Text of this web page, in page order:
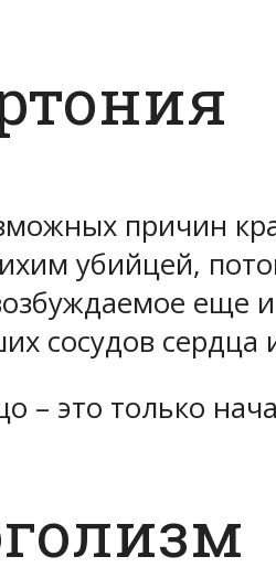
причин
убийцей,
еще
сосудов сердца
– это только